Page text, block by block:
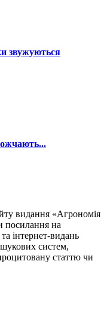
звужуються
видання «Агрономія
посилання на
інтернет-видань
систем,
статтю чи